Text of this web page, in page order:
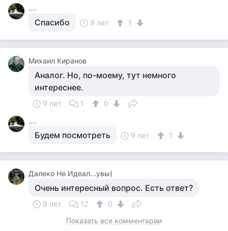
....
Спасибо 9 лет 1
Михаил Киранов
Аналог. Но, по-моему, тут немного
интереснее.
9 лет 1
0
....
Будем посмотреть 9 лет 1
Далеко Не Идеал...увы(
Очень интересный вопрос. Есть ответ?
9 лет 12
0
Показать все комментарии